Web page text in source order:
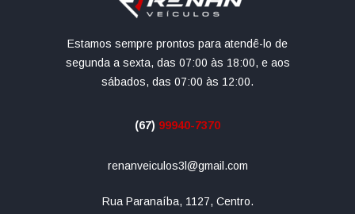
Estamos sempre prontos para atendê-lo de
segunda a sexta, das 07:00 às 18:00, e aos
sábados, das 07:00 às 12:00.
(67) 99940-7370
renanveiculos3l@gmail.com
Rua Paranaíba, 1127, Centro.